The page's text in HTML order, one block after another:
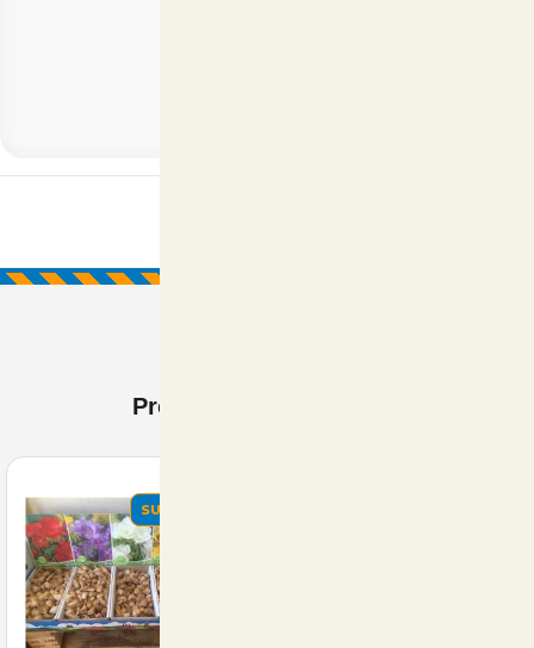
Prodotti Visti di recente
SUMMER